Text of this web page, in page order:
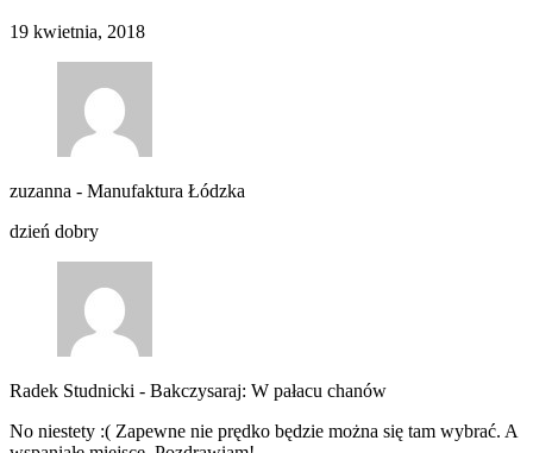
19 kwietnia, 2018
zuzanna - Manufaktura Łódzka
dzień dobry
Radek Studnicki - Bakczysaraj: W pałacu chanów
No niestety :( Zapewne nie prędko będzie można się tam wybrać. A